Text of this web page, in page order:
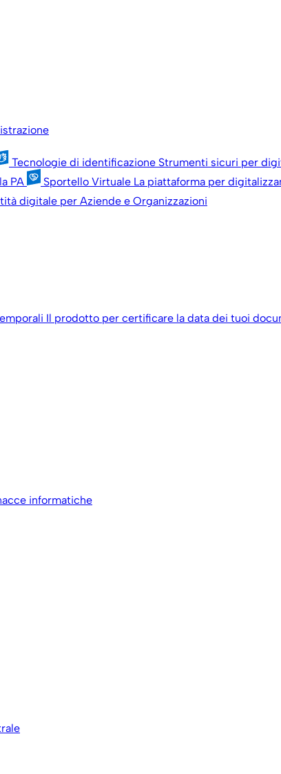
Tecnologie di identificazione Strumenti sicuri per
PA Sportello Virtuale La piattaforma per
digitale per Aziende e Organizzazioni
Il prodotto per certificare la data dei tuoi
informatiche